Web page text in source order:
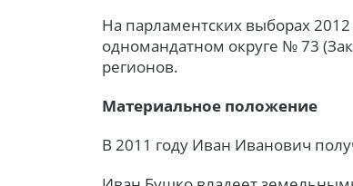
На парламентских выборах
одномандатном округе № 73
регионов.
Материальное положение
В 2011 году Иван Иванович